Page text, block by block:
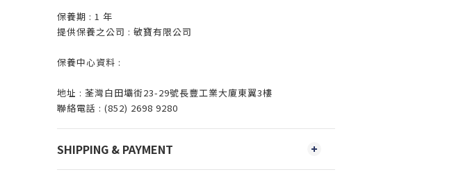
保養期 : 1 年
提供保養之公司 : 敏寶有限公司
保養中心資料 :
地址 : 荃灣白田壩街23-29號長豐工業大廈東翼3樓
聯絡電話 : (852) 2698 9280
SHIPPING & PAYMENT